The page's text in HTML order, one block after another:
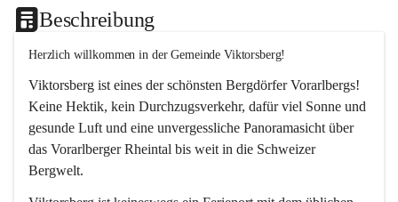
Beschreibung
Herzlich willkommen in der Gemeinde Viktorsberg!
Viktorsberg ist eines der schönsten Bergdörfer Vorarlbergs!
Keine Hektik, kein Durchzugsverkehr, dafür viel Sonne und
gesunde Luft und eine unvergessliche Panoramasicht über
das Vorarlberger Rheintal bis weit in die Schweizer
Bergwelt.